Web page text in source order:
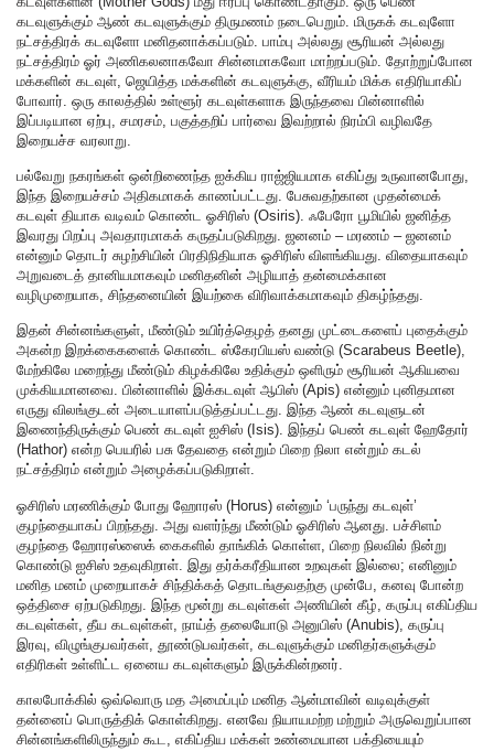
கடவுளுக்கும் ஆண் கடவுளுக்கும் திருமணம் நடைபெறும். மிருகக் கடவுளோ
நட்சத்திரக் கடவுளோ மனிதனாக்கப்படும். பாம்பு அல்லது சூரியன் அல்லது
நட்சத்திரம் ஓர் அணிகலனாகவோ சின்னமாகவோ மாற்றப்படும். தோற்றுப்போன
மக்களின் கடவுள், ஜெயித்த மக்களின் கடவுளுக்கு, வீரியம் மிக்க எதிரியாகிப்
போவார். ஒரு காலத்தில் உள்ளூர் கடவுள்களாக இருந்தவை பின்னாளில்
இப்படியான ஏற்பு, சமரசம், பகுத்தறிப் பார்வை இவற்றால் நிரம்பி வழிவதே
இறையச்ச வரலாறு.
பல்வேறு நகரங்கள் ஒன்றிணைந்த ஐக்கிய ராஜ்ஜியமாக எகிப்து உருவானபோது,
இந்த இறையச்சம் அதிகமாகக் காணப்பட்டது. பேசுவதற்கான முதன்மைக்
கடவுள் தியாக வடிவம் கொண்ட ஓசிரிஸ் (Osiris). ஃபேரோ பூமியில் ஜனித்த
இவரது பிறப்பு அவதாரமாகக் கருதப்படுகிறது. ஜனனம் – மரணம் – ஜனனம்
என்னும் தொடர் சுழற்சியின் பிரதிநிதியாக ஓசிரிஸ் விளங்கியது. விதையாகவும்
அறுவடைத் தானியமாகவும் மனிதனின் அழியாத் தன்மைக்கான
வழிமுறையாக, சிந்தனையின் இயற்கை விரிவாக்கமாகவும் திகழ்ந்தது.
இதன் சின்னங்களுள், மீண்டும் உயிர்த்தெழத் தனது முட்டைகளைப் புதைக்கும்
அகன்ற இறக்கைகளைக் கொண்ட ஸ்கேரபியஸ் வண்டு (Scarabeus Beetle),
மேற்கிலே மறைந்து மீண்டும் கிழக்கிலே உதிக்கும் ஒளிரும் சூரியன் ஆகியவை
முக்கியமானவை. பின்னாளில் இக்கடவுள் ஆபிஸ் (Apis) என்னும் புனிதமான
எருது விலங்குடன் அடையாளப்படுத்தப்பட்டது. இந்த ஆண் கடவுளுடன்
இணைந்திருக்கும் பெண் கடவுள் ஐசிஸ் (Isis). இந்தப் பெண் கடவுள் ஹேதோர்
(Hathor) என்ற பெயரில் பசு தேவதை என்றும் பிறை நிலா என்றும் கடல்
நட்சத்திரம் என்றும் அழைக்கப்படுகிறாள்.
ஓசிரிஸ் மரணிக்கும் போது ஹோரஸ் (Horus) என்னும் ‘பருந்து கடவுள்’
குழந்தையாகப் பிறந்தது. அது வளர்ந்து மீண்டும் ஓசிரிஸ் ஆனது. பச்சிளம்
குழந்தை ஹோரஸ்ஸைக் கைகளில் தாங்கிக் கொள்ள, பிறை நிலவில் நின்று
கொண்டு ஐசிஸ் உதவுகிறாள். இது தர்க்கரீதியான உறவுகள் இல்லை; எனினும்
மனித மனம் முறையாகச் சிந்திக்கத் தொடங்குவதற்கு முன்பே, கனவு போன்ற
ஒத்திசை ஏற்படுகிறது. இந்த மூன்று கடவுள்கள் அணியின் கீழ், கருப்பு எகிப்திய
கடவுள்கள், தீய கடவுள்கள், நாய்த் தலையோடு அனுபிஸ் (Anubis), கருப்பு
இரவு, விழுங்குபவர்கள், தூண்டுபவர்கள், கடவுளுக்கும் மனிதர்களுக்கும்
எதிரிகள் உள்ளிட்ட ஏனைய கடவுள்களும் இருக்கின்றனர்.
காலபோக்கில் ஒவ்வொரு மத அமைப்பும் மனித ஆன்மாவின் வடிவுக்குள்
தன்னைப் பொருத்திக் கொள்கிறது. எனவே நியாயமற்ற மற்றும் அருவெறுப்பான
சின்னங்களிலிருந்தும் கூட, எகிப்திய மக்கள் உண்மையான பக்தியையும்